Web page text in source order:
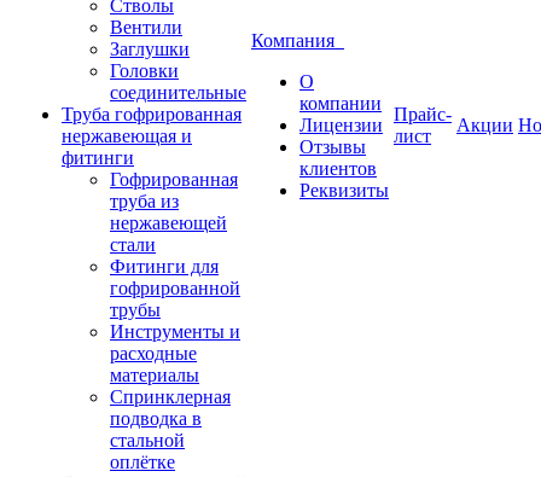
Стволы
Вентили
Заглушки
Головки
соединительные
Труба гофрированная
нержавеющая и
фитинги
Гофрированная
труба из
нержавеющей
стали
Фитинги для
гофрированной
трубы
Инструменты и
расходные
материалы
Спринклерная
подводка в
стальной
оплётке
Компания
О
компании
Лицензии
Отзывы
клиентов
Реквизиты
Прайс-
лист
Акции